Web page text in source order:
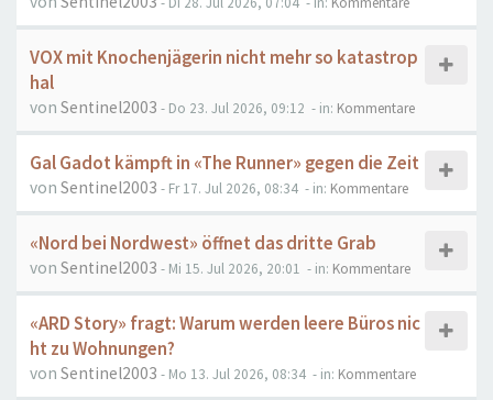
VOX mit Knochenjägerin nicht mehr so katastrop
hal
von Sentinel2003 - Do 23. Jul 2026, 09:12 - in: Kommentare
Gal Gadot kämpft in «The Runner» gegen die Zeit
von Sentinel2003 - Fr 17. Jul 2026, 08:34 - in: Kommentare
«Nord bei Nordwest» öffnet das dritte Grab
von Sentinel2003 - Mi 15. Jul 2026, 20:01 - in: Kommentare
«ARD Story» fragt: Warum werden leere Büros nic
ht zu Wohnungen?
von Sentinel2003 - Mo 13. Jul 2026, 08:34 - in: Kommentare